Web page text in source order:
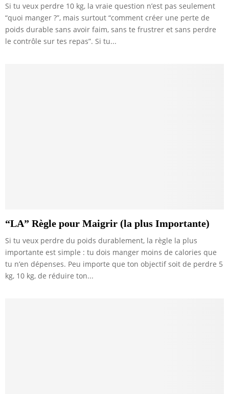
Si tu veux perdre 10 kg, la vraie question n’est pas seulement
“quoi manger ?”, mais surtout “comment créer une perte de
poids durable sans avoir faim, sans te frustrer et sans perdre
le contrôle sur tes repas”. Si tu...
“LA” Règle pour Maigrir (la plus Importante)
Si tu veux perdre du poids durablement, la règle la plus
importante est simple : tu dois manger moins de calories que
tu n’en dépenses. Peu importe que ton objectif soit de perdre 5
kg, 10 kg, de réduire ton...